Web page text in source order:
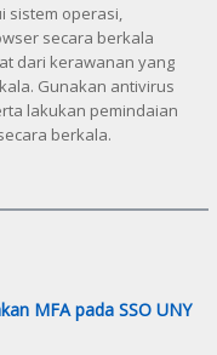
sistem operasi,
secara berkala
dari kerawanan yang
Gunakan antivirus
lakukan pemindaian
berkala.
MFA pada SSO UNY